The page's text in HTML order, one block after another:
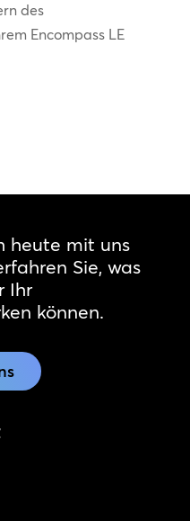
des
Encompass LE
heute mit uns
Sie, was
Ihr
können.